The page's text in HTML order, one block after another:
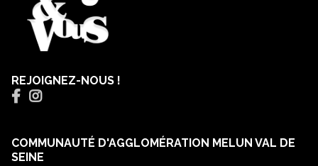
REJOIGNEZ-NOUS !
COMMUNAUTÉ D'AGGLOMÉRATION MELUN VAL DE
SEINE